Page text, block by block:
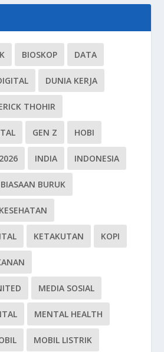
BIOSKOP DATA
DUNIA KERJA
THOHIR
GEN Z HOBI
INDIA INDONESIA
BURUK
KESEHATAN
KETAKUTAN KOPI
MEDIA SOSIAL
MENTAL HEALTH
MOBIL LISTRIK